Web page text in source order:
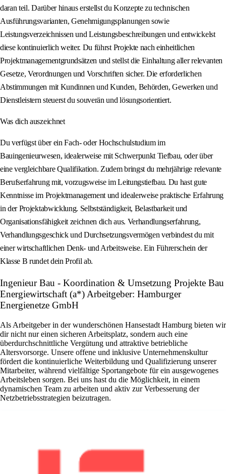
daran teil. Darüber hinaus erstellst du Konzepte zu technischen
Ausführungsvarianten, Genehmigungsplanungen sowie
Leistungsverzeichnissen und Leistungsbeschreibungen und entwickelst
diese kontinuierlich weiter. Du führst Projekte nach einheitlichen
Projektmanagementgrundsätzen und stellst die Einhaltung aller relevanten
Gesetze, Verordnungen und Vorschriften sicher. Die erforderlichen
Abstimmungen mit Kundinnen und Kunden, Behörden, Gewerken und
Dienstleistern steuerst du souverän und lösungsorientiert.
Was dich auszeichnet
Du verfügst über ein Fach- oder Hochschulstudium im
Bauingenieurwesen, idealerweise mit Schwerpunkt Tiefbau, oder über
eine vergleichbare Qualifikation. Zudem bringst du mehrjährige relevante
Berufserfahrung mit, vorzugsweise im Leitungstiefbau. Du hast gute
Kenntnisse im Projektmanagement und idealerweise praktische Erfahrung
in der Projektabwicklung. Selbstständigkeit, Belastbarkeit und
Organisationsfähigkeit zeichnen dich aus. Verhandlungserfahrung,
Verhandlungsgeschick und Durchsetzungsvermögen verbindest du mit
einer wirtschaftlichen Denk- und Arbeitsweise. Ein Führerschein der
Klasse B rundet dein Profil ab.
Ingenieur Bau - Koordination & Umsetzung Projekte Bau
Energiewirtschaft (a*) Arbeitgeber: Hamburger
Energienetze GmbH
Als Arbeitgeber in der wunderschönen Hansestadt Hamburg bieten wir
dir nicht nur einen sicheren Arbeitsplatz, sondern auch eine
überdurchschnittliche Vergütung und attraktive betriebliche
Altersvorsorge. Unsere offene und inklusive Unternehmenskultur
fördert die kontinuierliche Weiterbildung und Qualifizierung unserer
Mitarbeiter, während vielfältige Sportangebote für ein ausgewogenes
Arbeitsleben sorgen. Bei uns hast du die Möglichkeit, in einem
dynamischen Team zu arbeiten und aktiv zur Verbesserung der
Netzbetriebsstrategien beizutragen.